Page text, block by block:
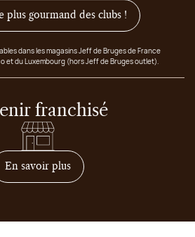
plus gourmand des clubs !
dans les magasins Jeff de Bruges de France
et du Luxembourg (hors Jeff de Bruges outlet).
franchisé
En savoir plussur comment devenir